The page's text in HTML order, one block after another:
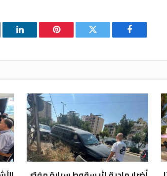
فيسبوك تويتر بينتيريست